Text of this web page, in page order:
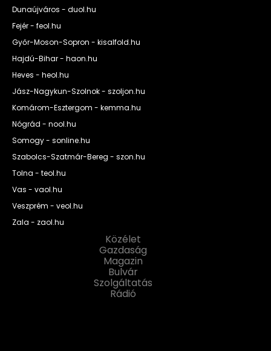
Dunaújváros - duol.hu
Fejér - feol.hu
Győr-Moson-Sopron - kisalfold.hu
Hajdú-Bihar - haon.hu
Heves - heol.hu
Jász-Nagykun-Szolnok - szoljon.hu
Komárom-Esztergom - kemma.hu
Nógrád - nool.hu
Somogy - sonline.hu
Szabolcs-Szatmár-Bereg - szon.hu
Tolna - teol.hu
Vas - vaol.hu
Veszprém - veol.hu
Zala - zaol.hu
Közélet
Gazdaság
Magazin
Bulvár
Szolgáltatás
Rádió